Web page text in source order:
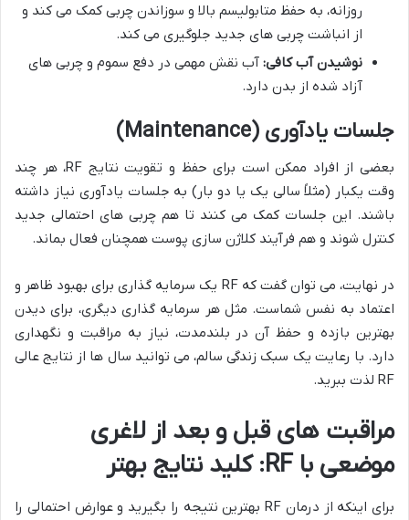
روزانه، به حفظ متابولیسم بالا و سوزاندن چربی کمک می کند و
از انباشت چربی های جدید جلوگیری می کند.
نوشیدن آب کافی: آب نقش مهمی در دفع سموم و چربی های
آزاد شده از بدن دارد.
جلسات یادآوری (Maintenance)
بعضی از افراد ممکن است برای حفظ و تقویت نتایج RF، هر چند
وقت یکبار (مثلاً سالی یک یا دو بار) به جلسات یادآوری نیاز داشته
باشند. این جلسات کمک می کنند تا هم چربی های احتمالی جدید
کنترل شوند و هم فرآیند کلاژن سازی پوست همچنان فعال بماند.
در نهایت، می توان گفت که RF یک سرمایه گذاری برای بهبود ظاهر و
اعتماد به نفس شماست. مثل هر سرمایه گذاری دیگری، برای دیدن
بهترین بازده و حفظ آن در بلندمدت، نیاز به مراقبت و نگهداری
دارد. با رعایت یک سبک زندگی سالم، می توانید سال ها از نتایج عالی
RF لذت ببرید.
مراقبت های قبل و بعد از لاغری
موضعی با RF: کلید نتایج بهتر
برای اینکه از درمان RF بهترین نتیجه را بگیرید و عوارض احتمالی را